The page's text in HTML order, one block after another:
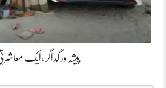
پیشہ ور گداگر ،ایک